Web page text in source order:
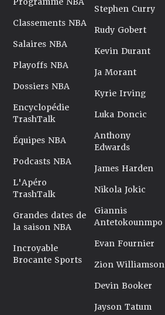
Classements NBA
Salaires NBA
Playoffs NBA
Dossiers NBA
Encyclopédie
TrashTalk
Équipes NBA
Podcasts NBA
L'Apéro
TrashTalk
Grandes dates de
la saison NBA
Incroyable
Brocante Sports
Stephen Curry
Rudy Gobert
Kevin Durant
Ja Morant
Kyrie Irving
Luka Doncic
Anthony
Edwards
James Harden
Nikola Jokic
Giannis
Antetokounmpo
Evan Fournier
Zion Williamson
Devin Booker
Jayson Tatum